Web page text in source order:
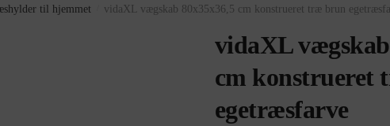
til hjemmet vidaXL vægskab 80x35x36,5 cm konstrueret træ brun
vidaXL
cm konstrueret
egetræsfarve